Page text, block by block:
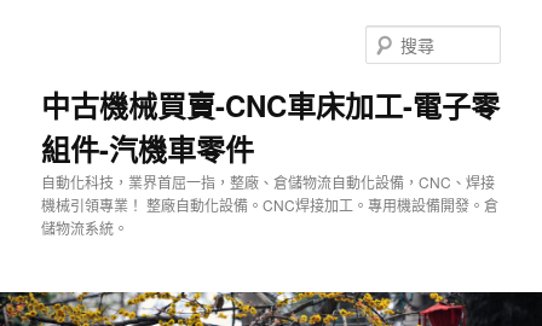
中古機械買賣-CNC車床加工-電子零
組件-汽機車零件
自動化科技，業界首屈一指，整廠、倉儲物流自動化設備，CNC、焊接
機械引領專業！ 整廠自動化設備。CNC焊接加工。專用機設備開發。倉
儲物流系統。
尋